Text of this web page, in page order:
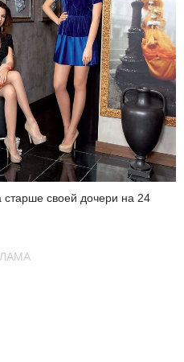
старше своей дочери на 24